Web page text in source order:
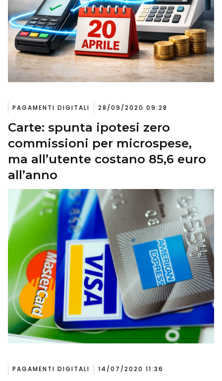
PAGAMENTI DIGITALI 28/09/2020 09:28
Carte: spunta ipotesi zero
commissioni per microspese,
ma all’utente costano 85,6 euro
all’anno
PAGAMENTI DIGITALI 14/07/2020 11:36